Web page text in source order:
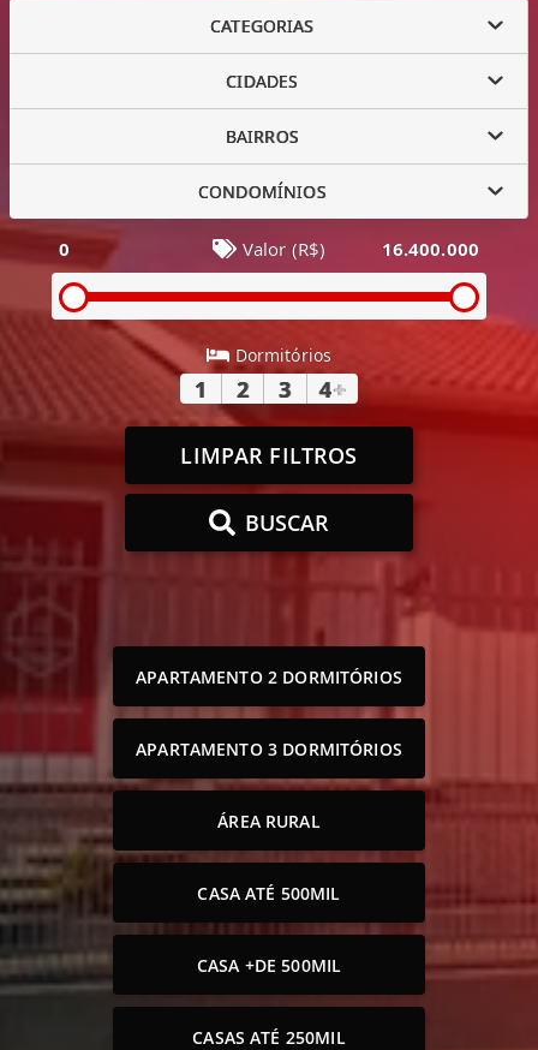
CATEGORIAS
CIDADES
BAIRROS
CONDOMÍNIOS
0 Valor (R$) 16.400.000
Dormitórios
1 2 3 4+
LIMPAR FILTROS
BUSCAR
APARTAMENTO 2 DORMITÓRIOS
APARTAMENTO 3 DORMITÓRIOS
ÁREA RURAL
CASA ATÉ 500MIL
CASA +DE 500MIL
CASAS ATÉ 250MIL